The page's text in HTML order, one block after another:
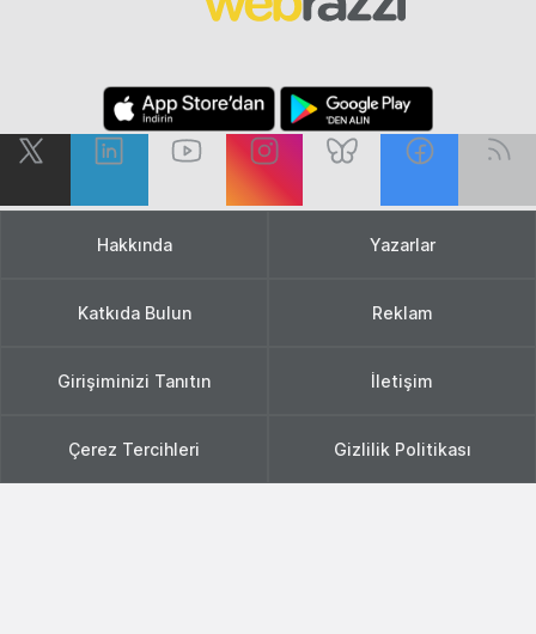
Hakkında Yazarlar
Katkıda Bulun Reklam
Girişiminizi Tanıtın İletişim
Çerez Tercihleri Gizlilik Politikası